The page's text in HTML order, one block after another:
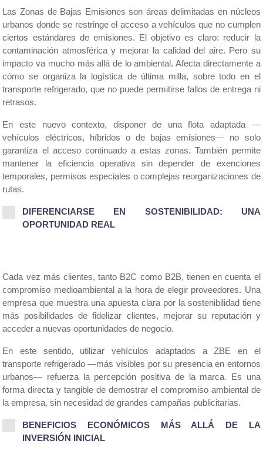
Las Zonas de Bajas Emisiones son áreas delimitadas en núcleos
urbanos donde se restringe el acceso a vehículos que no cumplen
ciertos estándares de emisiones. El objetivo es claro: reducir la
contaminación atmosférica y mejorar la calidad del aire. Pero su
impacto va mucho más allá de lo ambiental. Afecta directamente a
cómo se organiza la logística de última milla, sobre todo en el
transporte refrigerado, que no puede permitirse fallos de entrega ni
retrasos.
En este nuevo contexto, disponer de una flota adaptada —
vehículos eléctricos, híbridos o de bajas emisiones— no solo
garantiza el acceso continuado a estas zonas. También permite
mantener la eficiencia operativa sin depender de exenciones
temporales, permisos especiales o complejas reorganizaciones de
rutas.
DIFERENCIARSE EN SOSTENIBILIDAD: UNA
OPORTUNIDAD REAL
Cada vez más clientes, tanto B2C como B2B, tienen en cuenta el
compromiso medioambiental a la hora de elegir proveedores. Una
empresa que muestra una apuesta clara por la sostenibilidad tiene
más posibilidades de fidelizar clientes, mejorar su reputación y
acceder a nuevas oportunidades de negocio.
En este sentido, utilizar vehículos adaptados a ZBE en el
transporte refrigerado —más visibles por su presencia en entornos
urbanos— refuerza la percepción positiva de la marca. Es una
forma directa y tangible de demostrar el compromiso ambiental de
la empresa, sin necesidad de grandes campañas publicitarias.
BENEFICIOS ECONÓMICOS MÁS ALLÁ DE LA
INVERSIÓN INICIAL